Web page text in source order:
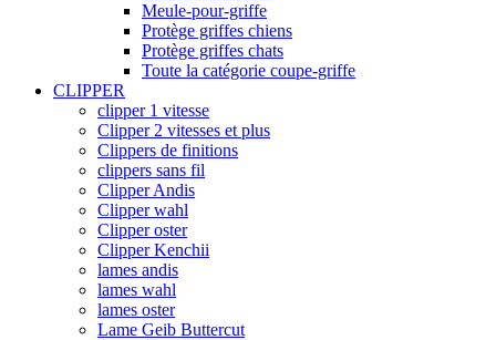
Meule-pour-griffe
Protège griffes chiens
Protège griffes chats
Toute la catégorie coupe-griffe
CLIPPER
clipper 1 vitesse
Clipper 2 vitesses et plus
Clippers de finitions
clippers sans fil
Clipper Andis
Clipper wahl
Clipper oster
Clipper Kenchii
lames andis
lames wahl
lames oster
Lame Geib Buttercut